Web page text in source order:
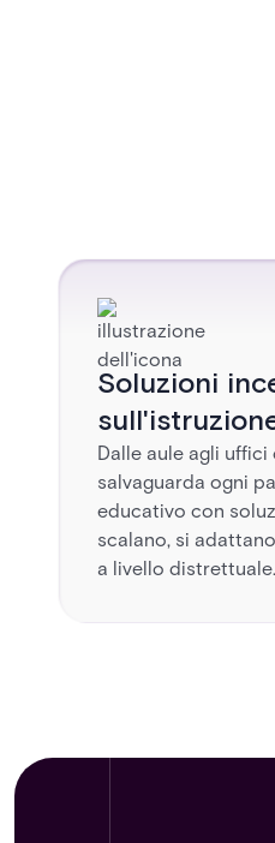
Soluzioni
Dalle aule agli
salvaguarda ogni
educativo con
scalano, si
a livello distrettuale.